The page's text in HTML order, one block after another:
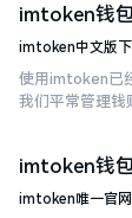
imtoken钱
老手教你避
imtoken中文版
使用imtoken已
我们平常管理钱
许许多多的链接
imtoken钱
办？老用户
imtoken唯一官网